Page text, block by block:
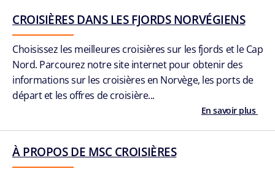
CROISIÈRES DANS LES FJORDS NORVÉGIENS
Choisissez les meilleures croisières sur les fjords et le Cap
Nord. Parcourez notre site internet pour obtenir des
informations sur les croisières en Norvège, les ports de
départ et les offres de croisière...
En savoir plus
À PROPOS DE MSC CROISIÈRES